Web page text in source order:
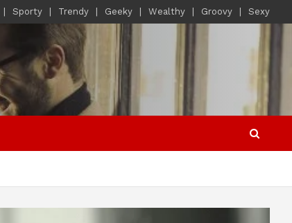
Sporty Trendy Geeky Wealthy Groovy Sexy